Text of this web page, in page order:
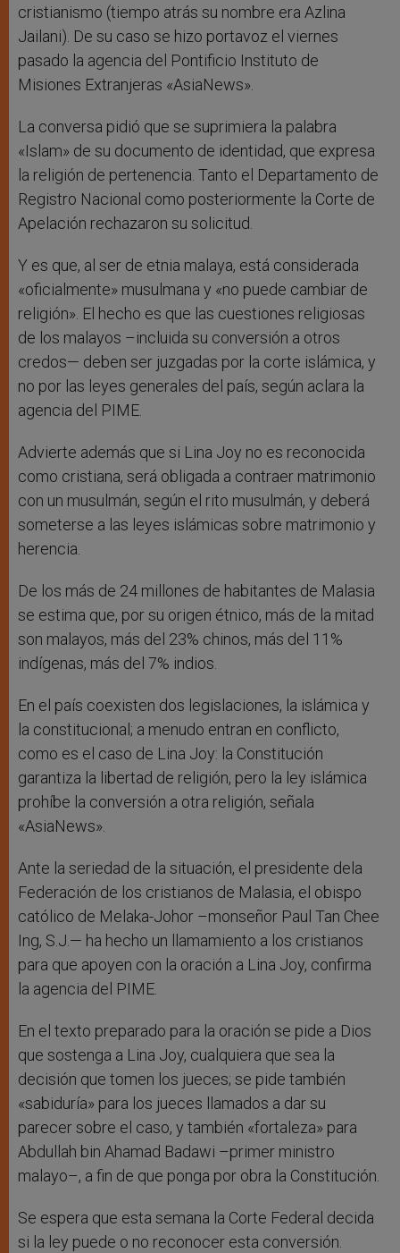
cristianismo (tiempo atrás su nombre era Azlina
Jailani). De su caso se hizo portavoz el viernes
pasado la agencia del Pontificio Instituto de
Misiones Extranjeras «AsiaNews».
La conversa pidió que se suprimiera la palabra
«Islam» de su documento de identidad, que expresa
la religión de pertenencia. Tanto el Departamento de
Registro Nacional como posteriormente la Corte de
Apelación rechazaron su solicitud.
Y es que, al ser de etnia malaya, está considerada
«oficialmente» musulmana y «no puede cambiar de
religión». El hecho es que las cuestiones religiosas
de los malayos –incluida su conversión a otros
credos— deben ser juzgadas por la corte islámica, y
no por las leyes generales del país, según aclara la
agencia del PIME.
Advierte además que si Lina Joy no es reconocida
como cristiana, será obligada a contraer matrimonio
con un musulmán, según el rito musulmán, y deberá
someterse a las leyes islámicas sobre matrimonio y
herencia.
De los más de 24 millones de habitantes de Malasia
se estima que, por su origen étnico, más de la mitad
son malayos, más del 23% chinos, más del 11%
indígenas, más del 7% indios.
En el país coexisten dos legislaciones, la islámica y
la constitucional; a menudo entran en conflicto,
como es el caso de Lina Joy: la Constitución
garantiza la libertad de religión, pero la ley islámica
prohíbe la conversión a otra religión, señala
«AsiaNews».
Ante la seriedad de la situación, el presidente dela
Federación de los cristianos de Malasia, el obispo
católico de Melaka-Johor –monseñor Paul Tan Chee
Ing, S.J.— ha hecho un llamamiento a los cristianos
para que apoyen con la oración a Lina Joy, confirma
la agencia del PIME.
En el texto preparado para la oración se pide a Dios
que sostenga a Lina Joy, cualquiera que sea la
decisión que tomen los jueces; se pide también
«sabiduría» para los jueces llamados a dar su
parecer sobre el caso, y también «fortaleza» para
Abdullah bin Ahamad Badawi –primer ministro
malayo–, a fin de que ponga por obra la Constitución.
Se espera que esta semana la Corte Federal decida
si la ley puede o no reconocer esta conversión.